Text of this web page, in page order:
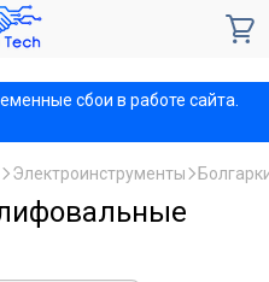
сбои в работе сайта.
Электроинструменты